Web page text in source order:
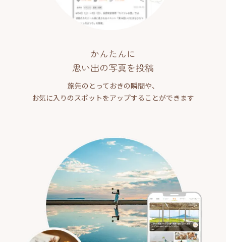
かんたんに
思い出の写真を投稿
旅先のとっておきの瞬間や、
お気に入りのスポットをアップすることができます